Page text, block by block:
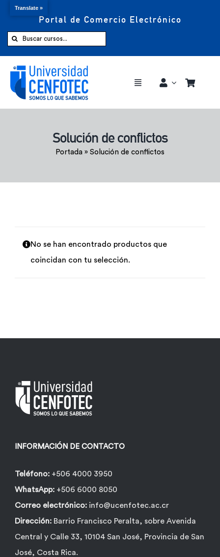
Portal de Comercio Electrónico
Buscar:
Toggle
Comprar ahora
Solución de conflictos
Portada » Solución de conflictos
No se han encontrado productos que
coincidan con tu selección.
INFORMACIÓN DE CONTACTO
Teléfono: +506 4000 3950
WhatsApp: +506 6000 8050
Correo electrónico: info@ucenfotec.ac.cr
Dirección: Barrio Francisco Peralta, sobre Avenida
Central y Calle 33, 10104 San José, Provincia de San
José, Costa Rica.
Translate »